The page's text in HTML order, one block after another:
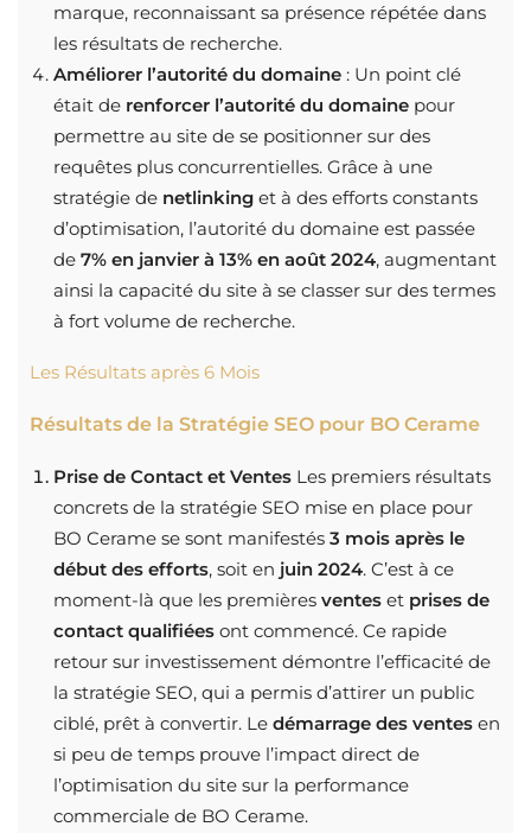
marque, reconnaissant sa présence répétée dans
les résultats de recherche.
Améliorer l’autorité du domaine : Un point clé
était de renforcer l’autorité du domaine pour
permettre au site de se positionner sur des
requêtes plus concurrentielles. Grâce à une
stratégie de netlinking et à des efforts constants
d’optimisation, l’autorité du domaine est passée
de 7% en janvier à 13% en août 2024, augmentant
ainsi la capacité du site à se classer sur des termes
à fort volume de recherche.
Les Résultats après 6 Mois
Résultats de la Stratégie SEO pour BO Cerame
Prise de Contact et Ventes Les premiers résultats
concrets de la stratégie SEO mise en place pour
BO Cerame se sont manifestés 3 mois après le
début des efforts, soit en juin 2024. C’est à ce
moment-là que les premières ventes et prises de
contact qualifiées ont commencé. Ce rapide
retour sur investissement démontre l’efficacité de
la stratégie SEO, qui a permis d’attirer un public
ciblé, prêt à convertir. Le démarrage des ventes en
si peu de temps prouve l’impact direct de
l’optimisation du site sur la performance
commerciale de BO Cerame.